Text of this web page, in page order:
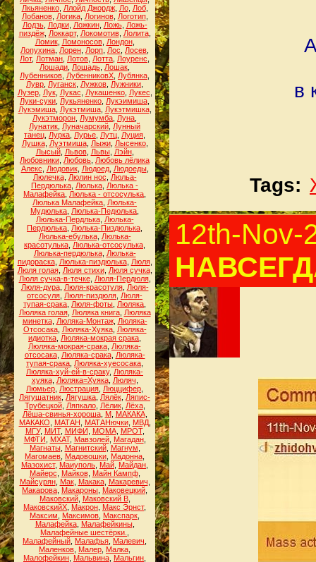
Лкьяненко, Ллойд Джордж, Ло, Лоб,
Лобанов, Логика, Логинов, Логотип,
Лодзь, Лодки, Ложкин, Ложь, Ложь-
пиздёж, Локкарт, Локомотив, Лолита,
Ломик, Ломоносов, Лондон,
Лопухина Лорен Лорп Лос Лосев
Лот, Лотман Лотов Лотта Лоуренс
Лошади Лошадь Лошак
Лубенников ЛубенниковХ Лубянка
Лувр Луганск Лужков Лужники
Лузер, Лук, Лукас Лукашенко, Лукес
Луки-суки Лукьяненко Лукэимиша
Лукэмиша, Лукэтмиша, Лукэтмишка,
Лукэтморон Лумумба Луна
Лунатик Луначарский Лунный
танец Лурка Лурье Лутц Луция
Лушка, Луэтмиша, Лыжи, Лысенко,
Лысый, Львов, Львы, Лэйн,
Любовники Любовь Любовь лёлика
Алекс
Людовик, Людоед, Людоеды,
Люлечка, Люлин нос
Люльа-
Пердюлька Люлька Люлька -
Малафейка Люлька - отсосулька
Люлька Малафейка Люлька-
Мудюлька Люлька-Педюлька
Люлька-Пердлька, Люлька-
Пердюлька Люлька-Пиздюлька
Люлька-ебулька, Люлька-
красотулька Люлька-отсосулька
Люлька-пердюлька, Люлька-
пидораска, Люлька-пиздюлька, Люля,
Люля голая, Люля стихи, Люля сучка,
Люля сучка-в-течке, Люля-Пердюля,
Люля-дура, Люля-красотуля, Люля-
отсосуля Люля-пиздюля Люля-
тупая-срака Люля-фоты Люляка
Люляка голая, Люляка книга, Люляка
минетка, Люляка-Монтаж, Люляка-
Отсосака, Люляка-Хуяка, Люляка-
идиотка Люляка-мокрая срака
Люляка-мокрая-срака Люляка-
отсосака, Люляка-срака, Люляка-
тупая-срака Люляка-хуесосака
Люляка-хуй-ей-в-сраку, Люляка-
хуяка, Люляка=Хуяка, Люляч
Люмьер Люстрация Люццифер
Лягушатник Лягушка Лялёк Ляпис-
Трубецкой, Ляпкало, Лёлик, Лёха,
Лёша-свинья-хороша, М, МАКАКА,
МАКАКО
МАТАН МАТАНючки, МВД,
МГУ, МИТ, МИФИ МОМА, МРОТ,
МФТИ
МХАТ, Мавзолей, Магадан,
Магнаты, Магнитский, Магнум
Магомаев Мадовошки Мадонна
Мазохист, Маиуполь Май Майдан
Майерс
Майков, Майн Кампф,
Майсурян, Мак, Макака, Макаревич
Макарова Макароны Маковецкий
Маковский, Маковский В,
МаковскийХ Макрон Макс Эрнст,
Максим
Максимов Макспарк
Малафейка, Малафейкины,
Малафейные шестёрки.
Малафейный Малафья Малевич
Маленков Малер Малка
Малофейкин Мальвина Мальгин
в
Tags:
12th-Nov-